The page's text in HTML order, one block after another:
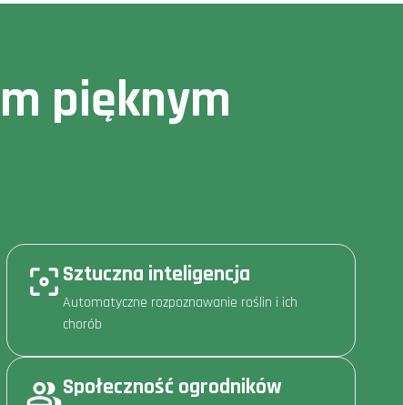
pięknym
Sztuczna inteligencja
Automatyczne rozpoznawanie roślin i ich
chorób
Społeczność ogrodników